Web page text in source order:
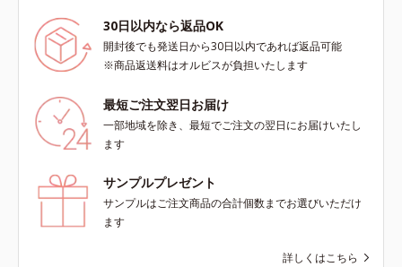
30日以内なら返品OK
開封後でも発送日から30日以内であれば返品可能
※商品返送料はオルビスが負担いたします
最短ご注文翌日お届け
一部地域を除き、最短でご注文の翌日にお届けいたし
ます
サンプルプレゼント
サンプルはご注文商品の合計個数までお選びいただけ
ます
詳しくはこちら